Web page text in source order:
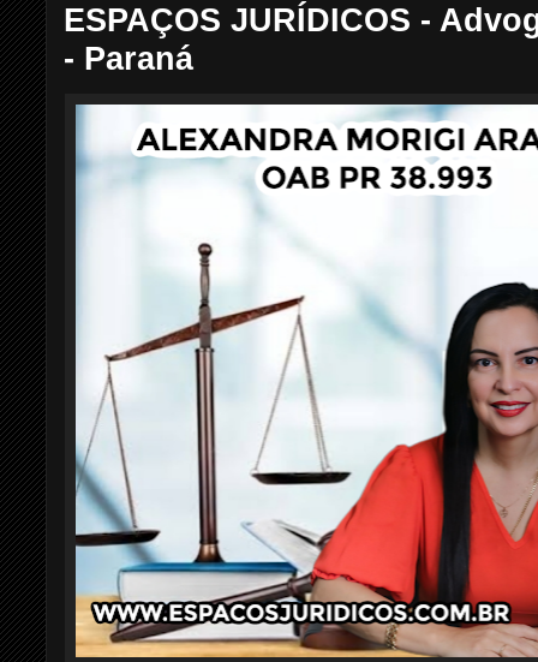
ESPAÇOS JURÍDICOS -
- Paraná